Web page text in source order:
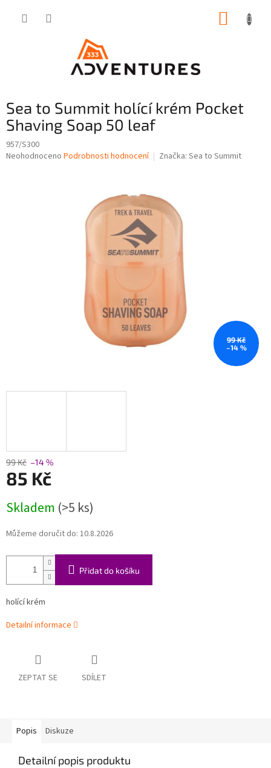
Sea to Summit holící krém Pocket
Shaving Soap 50 leaf
957/S300
Průměrné
Neohodnoceno Podrobnosti hodnocení Značka: Sea to Summit
99 Kč
–14 %
99 Kč –14 %
85 Kč
cena:
Skladem (>5 ks)
Můžeme doručit do: 10.8.2026
Přidat do košíku
holící krém
Detailní informace
ZEPTAT SE SDÍLET
Popis Diskuze
Detailní popis produktu